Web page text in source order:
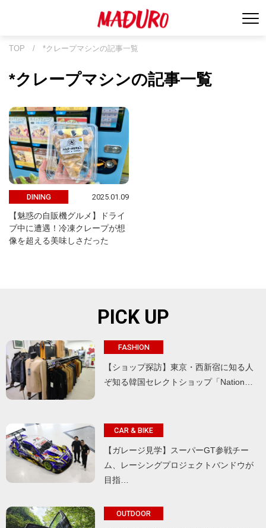
TOP / *クレープマシンの記事一覧
*クレープマシンの記事一覧
DINING 2025.01.09
【魅惑の自販機グルメ】ドライ
ブ中に遭遇！冷凍クレープが想
像を超える美味しさだった
PICK UP
FASHION
【ショップ探訪】東京・西新宿に知る人
ぞ知る韓国セレクトショップ「Nation…
CAR & BIKE
【ガレージ見学】スーパーGT参戦チー
ム、レーシングプロジェクトバンドウが
目指…
OUTDOOR